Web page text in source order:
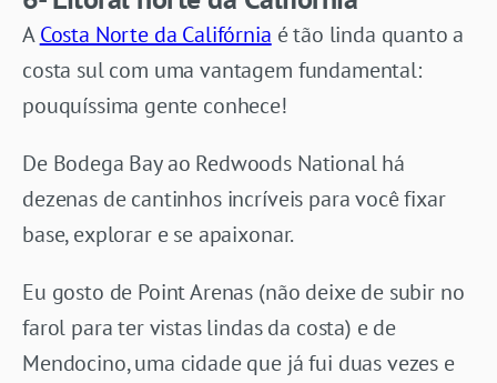
ACosta Norte da Califórnia é tão linda quanto a
costa sul com uma vantagem fundamental:
pouquíssima gente conhece!
De Bodega Bay ao Redwoods National há
dezenas de cantinhos incríveis para você fixar
base, explorar e se apaixonar.
Eu gosto de Point Arenas (não deixe de subir no
farol para ter vistas lindas da costa) e de
Mendocino, uma cidade que já fui duas vezes e